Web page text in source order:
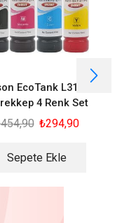
EcoTank L3111
4 Renk Set
454,90 ₺294,90
Sepete Ekle